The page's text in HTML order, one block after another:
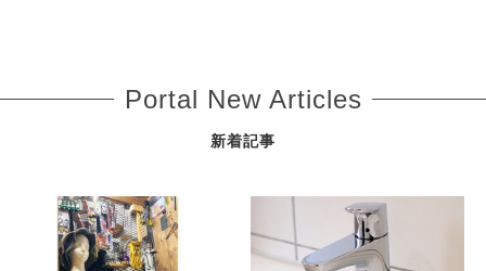
Portal New Articles
新着記事